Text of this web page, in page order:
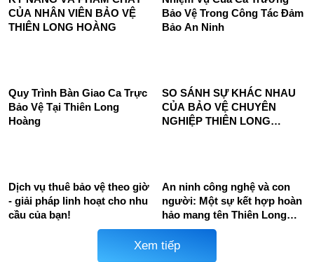
Dịch Vụ Bảo Vệ Chuyên
Nghiệp ở Diễn Châu
Dịch Vụ Bảo Vệ Khẩn Cấp
của Thiên Long Hoàng
KỸ NĂNG VÀ PHẨM CHẤT
CỦA NHÂN VIÊN BẢO VỆ
THIÊN LONG HOÀNG
Nhiệm Vụ Của Ca Trưởng
Bảo Vệ Trong Công Tác Đảm
Bảo An Ninh
Quy Trình Bàn Giao Ca Trực
Bảo Vệ Tại Thiên Long
Hoàng
SO SÁNH SỰ KHÁC NHAU
CỦA BẢO VỆ CHUYÊN
NGHIỆP THIÊN LONG
HOÀNG VÀ BẢO VỆ NỘI BỘ